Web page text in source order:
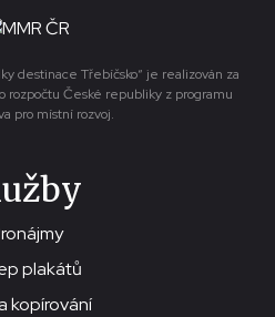
destinace Třebíčsko“ je realizován za
rozpočtu České republiky z programu
pro místní rozvoj.
plakátů
kopírování